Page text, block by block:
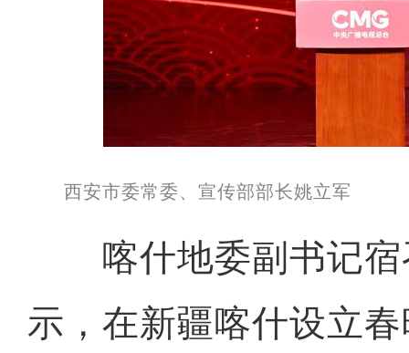
西安市委常委、宣传部部长姚立军
喀什地委副书记宿
示，在新疆喀什设立